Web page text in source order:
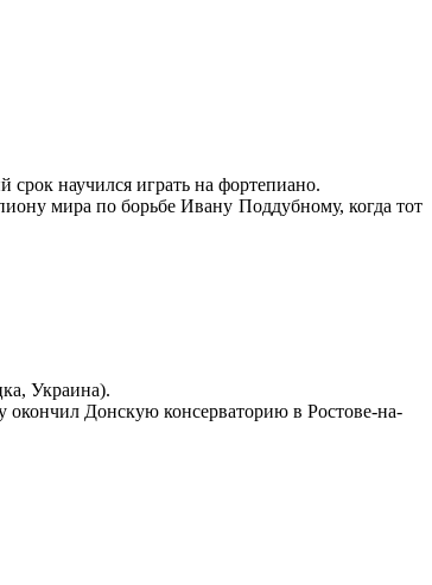
срок научился играть на фортепиано.
мира по борьбе Ивану Поддубному, когда тот
Украина).
Донскую консерваторию в Ростове-на-